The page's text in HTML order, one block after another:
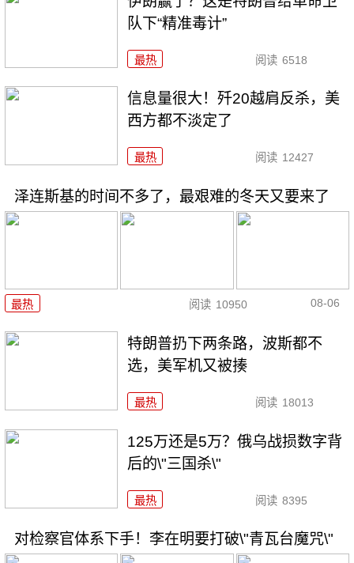
队下“精准毒计”
最热 阅读 6518
信息量很大！歼20越肩反杀，美
西方都不淡定了
最热 阅读 12427
泽连斯基的时间不多了，最艰难的冬天又要来了
最热 阅读 10950 08-06
特朗普扔下两条路，波斯都不
选，美军机又被揍
最热 阅读 18013
125万还是5万？俄乌战损数字背
后的\"三国杀\"
最热 阅读 8395
对检察官体系下手！李在明要打破\"青瓦台魔咒\"